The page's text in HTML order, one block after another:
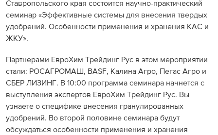
Ставропольского края состоится научно-практический
семинар «Эффективные системы для внесения твердых
удобрений. Особенности применения и хранения КАС и
ЖКУ».
Партнерами ЕвроХим Трейдинг Рус в этом мероприятии
стали: РОСАГРОМАШ, BASF, Калина Агро, Пегас Агро и
СБЕР ЛИЗИНГ. В 10:00 программа семинара начнется с
выступления экспертов ЕвроХим Трейдинг Рус. Вы
узнаете о специфике внесения гранулированных
удобрений. Во второй половине семинара будут
обсуждаться особенности применения и хранения